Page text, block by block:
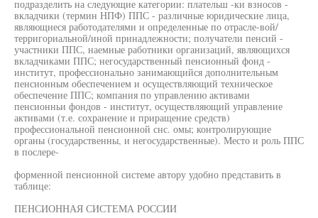
подразделить на следующие категории: плательш -ки взносов -
вкладчики (термин НПФ) ППС - различные юридические лица,
являющиеся работодателями и определенные по отрасле-вой/
терригориальной/иной принадлежности; получатели пенсий -
участники ППС, наемные работники организаций, являющихся
вкладчиками ППС; негосударственный пенсионный фонд -
институт, профессионально занимающийся дополнительным
пенсионным обеспечением и осуществляющий техническое
обеспечение ППС; компания по управлению активами
пенсионньи фондов - институт, осуществляющий управление
активами (т.е. сохранение и приращение средств)
профессиональной пенсионной снс. омы; контролирующие
органы (государственны, и негосударственные). Место и роль ППС
в послере-
форменной пенсионной системе автору удобно представить в
таблице:
ПЕНСИОННАЯ СИСТЕМА РОССИИ